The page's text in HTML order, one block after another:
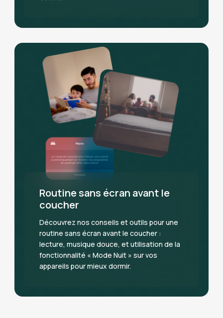
Routine sans écran avant le
coucher
Découvrez nos conseils et outils pour une
routine sans écran avant le coucher :
lecture, musique douce, et utilisation de la
fonctionnalité « Mode Nuit » sur vos
appareils pour mieux dormir.